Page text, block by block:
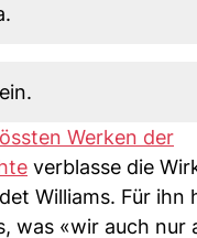
Werken der
verblasse die
Williams. Für ihn
was «wir auch nur